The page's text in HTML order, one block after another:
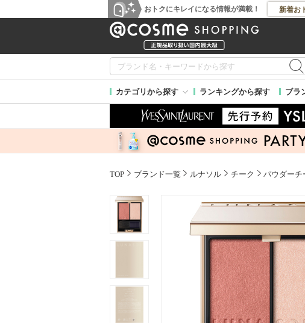
おトクにキレイになる情報が満載！ 新着お
カテゴリから探す ランキングから探す ブラ
TOP ブランド一覧 ルナソル チーク パウダーチ